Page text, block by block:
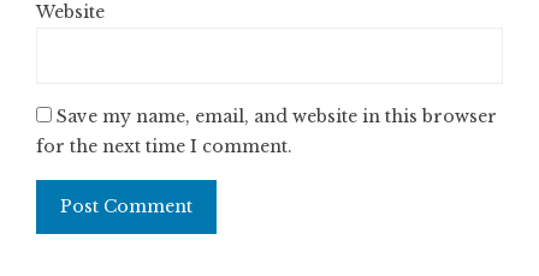
Website
Save my name, email, and website in this browser
for the next time I comment.